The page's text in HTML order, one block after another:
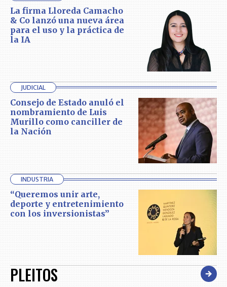
La firma Lloreda Camacho
& Co lanzó una nueva área
para el uso y la práctica de
la IA
JUDICIAL
Consejo de Estado anuló el
nombramiento de Luis
Murillo como canciller de
la Nación
INDUSTRIA
“Queremos unir arte,
deporte y entretenimiento
con los inversionistas”
PLEITOS